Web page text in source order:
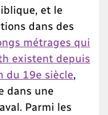
et le
dans des
métrages qui
existent depuis
du 19e siècle
dans une
Parmi les